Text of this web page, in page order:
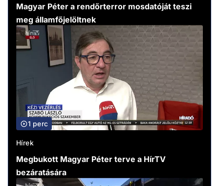
Magyar Péter a rendőrterror mosdatóját teszi
meg államfőjelöltnek
1 perc
Hírek
Megbukott Magyar Péter terve a HírTV
bezáratására